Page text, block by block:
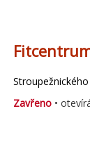
Zavřeno •